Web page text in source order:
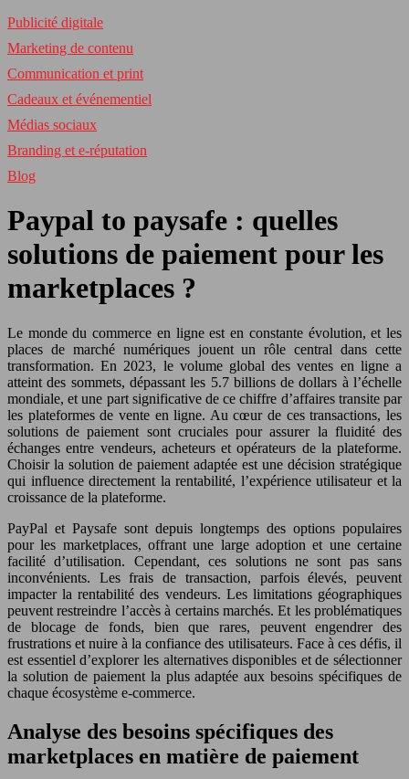
Publicité digitale
Marketing de contenu
Communication et print
Cadeaux et événementiel
Médias sociaux
Branding et e-réputation
Blog
Paypal to paysafe : quelles
solutions de paiement pour les
marketplaces ?
Le monde du commerce en ligne est en constante évolution, et les
places de marché numériques jouent un rôle central dans cette
transformation. En 2023, le volume global des ventes en ligne a
atteint des sommets, dépassant les 5.7 billions de dollars à l’échelle
mondiale, et une part significative de ce chiffre d’affaires transite par
les plateformes de vente en ligne. Au cœur de ces transactions, les
solutions de paiement sont cruciales pour assurer la fluidité des
échanges entre vendeurs, acheteurs et opérateurs de la plateforme.
Choisir la solution de paiement adaptée est une décision stratégique
qui influence directement la rentabilité, l’expérience utilisateur et la
croissance de la plateforme.
PayPal et Paysafe sont depuis longtemps des options populaires
pour les marketplaces, offrant une large adoption et une certaine
facilité d’utilisation. Cependant, ces solutions ne sont pas sans
inconvénients. Les frais de transaction, parfois élevés, peuvent
impacter la rentabilité des vendeurs. Les limitations géographiques
peuvent restreindre l’accès à certains marchés. Et les problématiques
de blocage de fonds, bien que rares, peuvent engendrer des
frustrations et nuire à la confiance des utilisateurs. Face à ces défis, il
est essentiel d’explorer les alternatives disponibles et de sélectionner
la solution de paiement la plus adaptée aux besoins spécifiques de
chaque écosystème e-commerce.
Analyse des besoins spécifiques des
marketplaces en matière de paiement